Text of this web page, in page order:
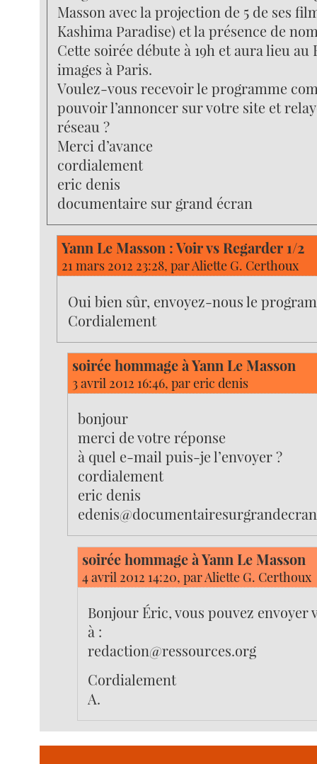
Masson avec la projection de 5 de ses
Kashima Paradise) et la présence de
Cette soirée débute à 19h et aura lieu au
images à Paris.
Voulez-vous recevoir le programme
pouvoir l’annoncer sur votre site et
réseau ?
Merci d’avance
cordialement
eric denis
documentaire sur grand écran
Yann Le Masson : Voir vs Regarder 1/2
21 mars 2012 23:28, parAliette G. Certhoux
Oui bien sûr, envoyez-nous le
Cordialement
soirée hommage à Yann Le Masson
3 avril 2012 16:46, pareric denis
bonjour
merci de votre réponse
à quel e-mail puis-je l’envoyer ?
cordialement
eric denis
soirée hommage à Yann Le Masson
4 avril 2012 14:20, parAliette G. Certhoux
Bonjour Éric, vous pouvez envoyer
à :
redaction@ressources.org
Cordialement
A.